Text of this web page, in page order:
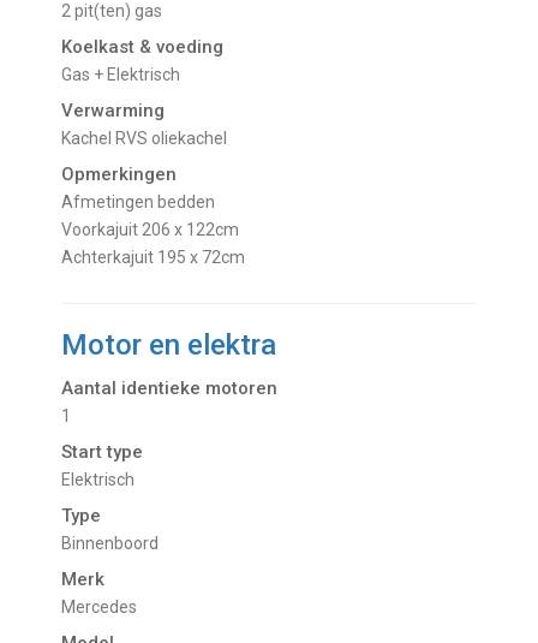
2 pit(ten) gas
Koelkast & voeding
gas + Elektrisch
Verwarming
Kachel RVS oliekachel
Opmerkingen
Afmetingen bedden
Voorkajuit 206 x 122cm
Achterkajuit 195 x 72cm
Motor en elektra
Aantal identieke motoren
1
Start type
Elektrisch
Type
Binnenboord
Merk
Mercedes